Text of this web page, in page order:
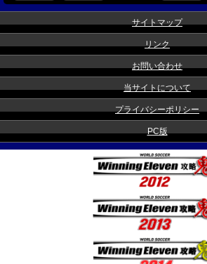
サイトマップ
リンク
お問い合わせ
当サイトについて
プライバシーポリシー
PC版